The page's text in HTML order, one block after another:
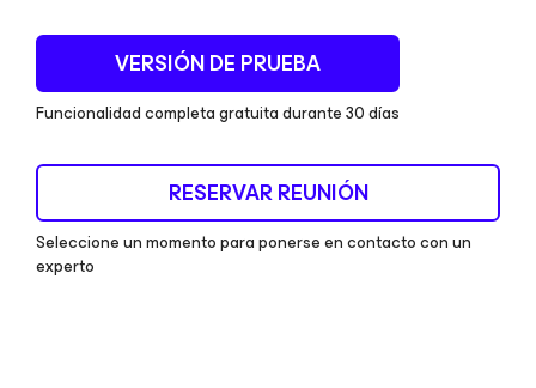
VERSIÓN DE PRUEBA
Funcionalidad completa gratuita durante 30 días
RESERVAR REUNIÓN
Seleccione un momento para ponerse en contacto con un
experto